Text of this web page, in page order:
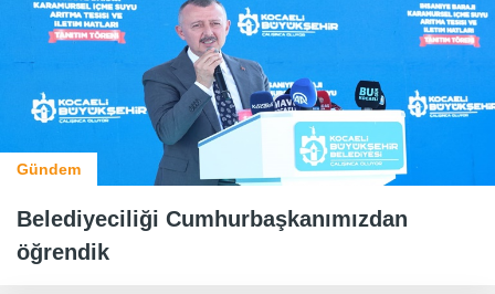
Gündem
Belediyeciliği Cumhurbaşkanımızdan
öğrendik